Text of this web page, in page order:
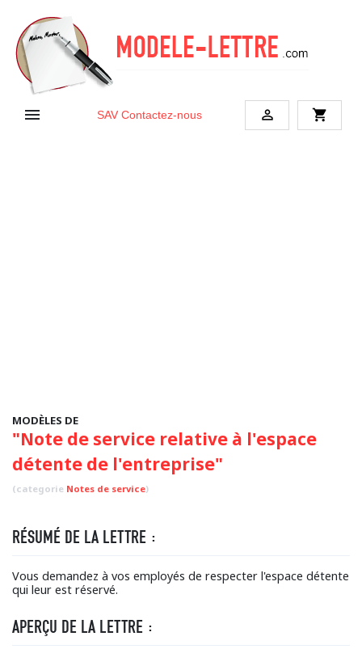
 SAV Contactez-nous  shopping_cart
MODÈLES DE
"Note de service relative à l'espace
détente de l'entreprise"
(categorie Notes de service)
RÉSUMÉ DE LA LETTRE :
Vous demandez à vos employés de respecter l'espace détente
qui leur est réservé.
APERÇU DE LA LETTRE :